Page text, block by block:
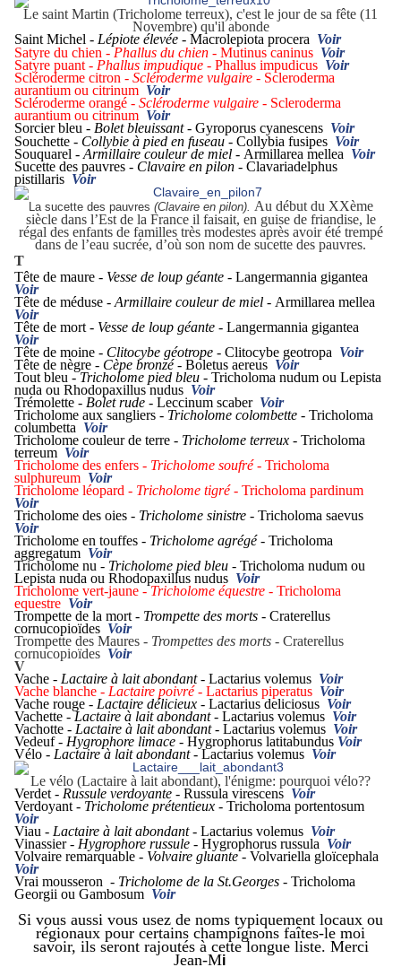
Le saint Martin (Tricholome terreux), c'est le jour de sa fête (11
Novembre) qu'il abonde
Saint Michel - Lépiote élevée - Macrolepiota procera Voir
Satyre du chien - Phallus du chien - Mutinus caninus Voir
Satyre puant - Phallus impudique - Phallus impudicus Voir
Scléroderme citron - Scléroderme vulgaire - Scleroderma
aurantium ou citrinum Voir
Scléroderme orangé - Scléroderme vulgaire - Scleroderma
aurantium ou citrinum Voir
Sorcier bleu - Bolet bleuissant - Gyroporus cyanescens Voir
Souchette - Collybie à pied en fuseau - Collybia fusipes Voir
Souquarel - Armillaire couleur de miel - Armillarea mellea Voir
Sucette des pauvres - Clavaire en pilon - Clavariadelphus
pistillaris Voir
La sucette des pauvres (Clavaire en pilon). Au début du XXème
siècle dans l’Est de la France il faisait, en guise de friandise, le
régal des enfants de familles très modestes après avoir été trempé
dans de l’eau sucrée, d’où son nom de sucette des pauvres.
T
Tête de maure - Vesse de loup géante - Langermannia gigantea
Voir
Tête de méduse - Armillaire couleur de miel - Armillarea mellea
Voir
Tête de mort - Vesse de loup géante - Langermannia gigantea
Voir
Tête de moine - Clitocybe géotrope - Clitocybe geotropa Voir
Tête de nègre - Cèpe bronzé - Boletus aereus Voir
Tout bleu -Tricholome pied bleu - Tricholoma nudum ou Lepista
nuda ou Rhodopaxillus nudus Voir
Trémolette - Bolet rude - Leccinum scaber Voir
Tricholome aux sangliers - Tricholome colombette - Tricholoma
columbetta Voir
Tricholome couleur de terre - Tricholome terreux - Tricholoma
terreum Voir
Tricholome des enfers - Tricholome soufré - Tricholoma
sulphureum Voir
Tricholome léopard - Tricholome tigré - Tricholoma pardinum
Voir
Tricholome des oies - Tricholome sinistre - Tricholoma saevus
Voir
Tricholome en touffes - Tricholome agrégé - Tricholoma
aggregatum Voir
Tricholome nu - Tricholome pied bleu - Tricholoma nudum ou
Lepista nuda ou Rhodopaxillus nudus Voir
Tricholome vert-jaune -Tricholome équestre - Tricholoma
equestre Voir
Trompette de la mort - Trompette des morts - Craterellus
cornucopioïdes Voir
Trompette des Maures - Trompettes des morts - Craterellus
cornucopioïdes Voir
V
Vache - Lactaire à lait abondant - Lactarius volemus Voir
Vache blanche - Lactaire poivré - Lactarius piperatus Voir
Vache rouge - Lactaire délicieux - Lactarius deliciosus Voir
Vachette -Lactaire à lait abondant - Lactarius volemus Voir
Vachotte - Lactaire à lait abondant - Lactarius volemus Voir
Vedeuf - Hygrophore limace - Hygrophorus latitabundus Voir
Vélo - Lactaire à lait abondant -Lactarius volemus Voir
Le vélo (Lactaire à lait abondant), l'énigme: pourquoi vélo??
Verdet - Russule verdoyante - Russula virescens Voir
Verdoyant - Tricholome prétentieux - Tricholoma portentosum
Voir
Viau - Lactaire à lait abondant - Lactarius volemus Voir
Vinassier - Hygrophore russule - Hygrophorus russula Voir
Volvaire remarquable - Volvaire gluante - Volvariella gloïcephala
Voir
Vrai mousseron - Tricholome de la St.Georges - Tricholoma
Georgii ou Gambosum Voir
Si vous aussi vous usez de noms typiquement locaux ou
régionaux pour certains champignons faîtes-le moi
savoir, ils seront rajoutés à cette longue liste. Merci
Jean-Mi